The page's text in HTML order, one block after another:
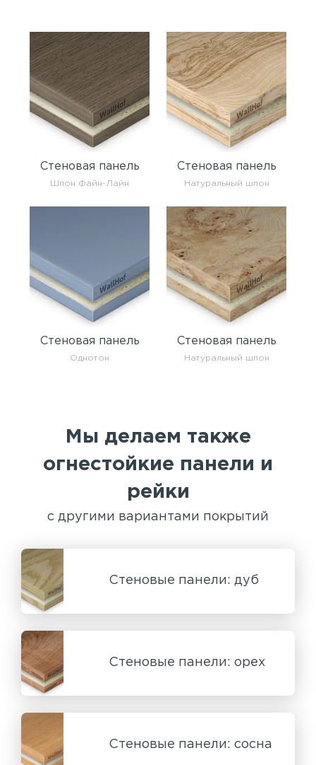
Стеновая панель
Шпон Файн-Лайн
Стеновая панель
Натуральный шпон
Стеновая панель
Однотон
Стеновая панель
Натуральный шпон
Мы делаем также
огнестойкие панели и
рейки
с другими вариантами покрытий
Стеновые панели: дуб
Стеновые панели: орех
Стеновые панели: сосна